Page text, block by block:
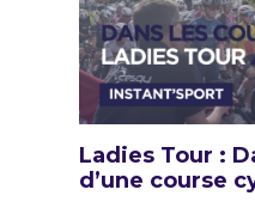
Ladies Tour :
d’une course